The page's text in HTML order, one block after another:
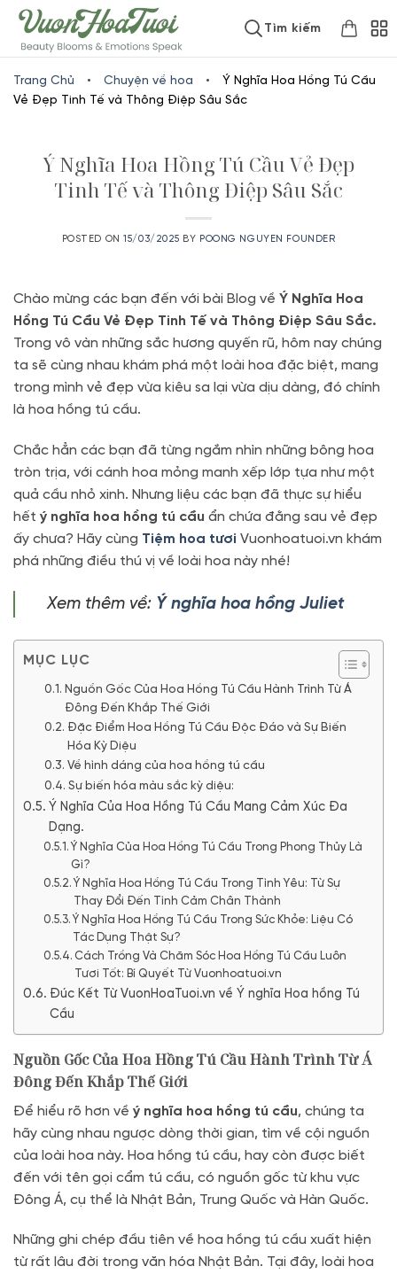
www.vuonhoatuoi.vnSkip
to
content
Tìm kiếm
Trang Chủ • Chuyện về hoa •
Ý Nghĩa Hoa Hồng Tú Cầu
Vẻ Đẹp Tinh Tế và Thông Điệp Sâu Sắc
Ý Nghĩa Hoa Hồng Tú Cầu Vẻ Đẹp
Tinh Tế và Thông Điệp Sâu Sắc
POSTED ON15/03/2025 BY POONG NGUYEN FOUNDER
Chào mừng các bạn đến với bài Blog về Ý Nghĩa Hoa
Hồng Tú Cầu Vẻ Đẹp Tinh Tế và Thông Điệp Sâu Sắc.
Trong vô vàn những sắc hương quyến rũ, hôm nay chúng
ta sẽ cùng nhau khám phá một loài hoa đặc biệt, mang
trong mình vẻ đẹp vừa kiêu sa lại vừa dịu dàng, đó chính
là hoa hồng tú cầu.
Chắc hẳn các bạn đã từng ngắm nhìn những bông hoa
tròn trịa, với cánh hoa mỏng manh xếp lớp tựa như một
quả cầu nhỏ xinh. Nhưng liệu các bạn đã thực sự hiểu
hết ý nghĩa hoa hồng tú cầu ẩn chứa đằng sau vẻ đẹp
ấy chưa? Hãy cùng Tiệm hoa tươi Vuonhoatuoi.vn khám
phá những điều thú vị về loài hoa này nhé!
Xem thêm về: Ý nghĩa hoa hồng Juliet
MỤC LỤC
Nguồn Gốc Của Hoa Hồng Tú Cầu Hành Trình Từ Á
Đông Đến Khắp Thế Giới
Đặc Điểm Hoa Hồng Tú Cầu Độc Đáo và Sự Biến
Hóa Kỳ Diệu
Về hình dáng của hoa hồng tú cầu
Sự biến hóa màu sắc kỳ diệu:
Ý Nghĩa Của Hoa Hồng Tú Cầu Mang Cảm Xúc Đa
Dạng.
Ý Nghĩa Của Hoa Hồng Tú Cầu Trong Phong Thủy Là
Gì?
Ý Nghĩa Hoa Hồng Tú Cầu Trong Tình Yêu: Từ Sự
Thay Đổi Đến Tình Cảm Chân Thành
Ý Nghĩa Hoa Hồng Tú Cầu Trong Sức Khỏe: Liệu Có
Tác Dụng Thật Sự?
Cách Trồng Và Chăm Sóc Hoa Hồng Tú Cầu Luôn
Tươi Tốt: Bí Quyết Từ Vuonhoatuoi.vn
Đúc Kết Từ VuonHoaTuoi.vn về Ý nghĩa Hoa hồng Tú
Cầu
Nguồn Gốc Của Hoa Hồng Tú Cầu Hành Trình Từ Á
Đông Đến Khắp Thế Giới
Để hiểu rõ hơn về ý nghĩa hoa hồng tú cầu, chúng ta
hãy cùng nhau ngược dòng thời gian, tìm về cội nguồn
của loài hoa này. Hoa hồng tú cầu, hay còn được biết
đến với tên gọi cẩm tú cầu, có nguồn gốc từ khu vực
Đông Á, cụ thể là Nhật Bản, Trung Quốc và Hàn Quốc.
Những ghi chép đầu tiên về hoa hồng tú cầu xuất hiện
từ rất lâu đời trong văn hóa Nhật Bản. Tại đây, loài hoa